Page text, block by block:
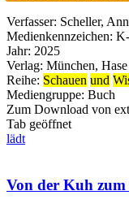
Verfasser: Scheller,
Medienkennzeichen:
Jahr: 2025
Verlag: München,
Reihe: Schauen und
Mediengruppe: Buch
Zum Download von
Tab geöffnet
lädt
Von der Kuh zum